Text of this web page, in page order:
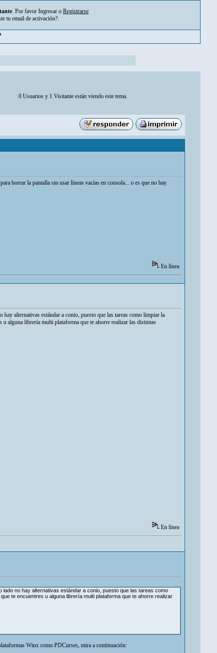
. Por favor Ingresar o Registrarse
tu email de activación?.
0 Usuarios y 1 Visitante están viendo este tema.
borrar la pantalla sin usar líneas vacías en consola... o es que no hay
En línea
alternativas estándar a conio, puesto que las tareas como limpiar la
u alguna librería multi plataforma que te ahorre realizar las distintas
En línea
no hay alternativas estándar a conio, puesto que las tareas como
te encuentres u alguna librería multi plataforma que te ahorre realizar
Winx como PDCurses, mira a continuación: